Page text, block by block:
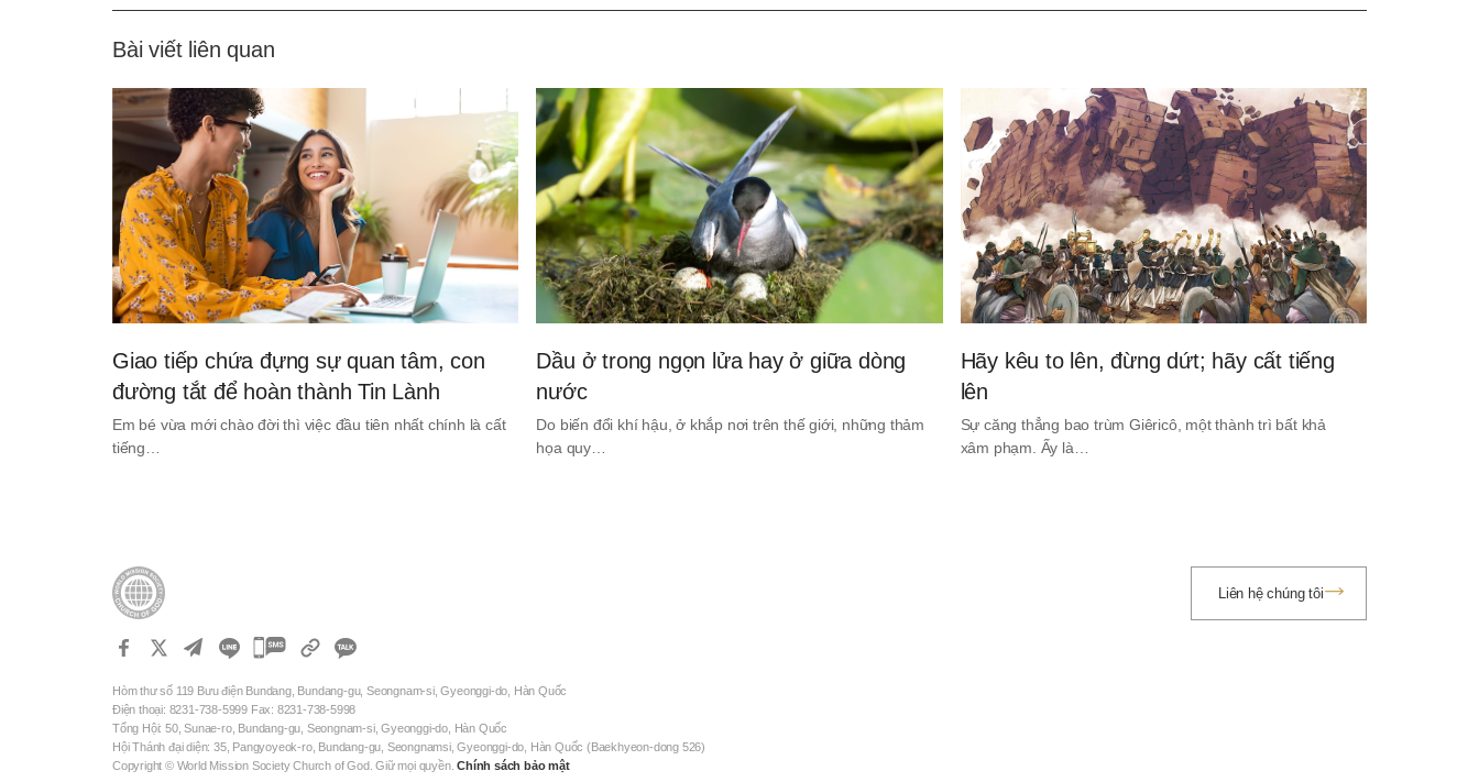
Bài viết liên quan
Giao tiếp chứa đựng sự quan tâm, con
đường tắt để hoàn thành Tin Lành
Em bé vừa mới chào đời thì việc đầu tiên nhất chính là cất
tiếng…
Dầu ở trong ngọn lửa hay ở giữa dòng
nước
Do biến đổi khí hậu, ở khắp nơi trên thế giới, những thảm
họa quy…
Hãy kêu to lên, đừng dứt; hãy cất tiếng
lên
Sự căng thẳng bao trùm Giêricô, một thành trì bất khả
xâm phạm. Ấy là…
카
오
톡
공
Hòm thư số 119 Bưu điện Bundang, Bundang-gu, Seongnam-si, Gyeonggi-do, Hàn Quốc
Điện thoại: 8231-738-5999 Fax: 8231-738-5998
Tổng Hội: 50, Sunae-ro, Bundang-gu, Seongnam-si, Gyeonggi-do, Hàn Quốc
Hội Thánh đại diện: 35, Pangyoyeok-ro, Bundang-gu, Seongnamsi, Gyeonggi-do, Hàn Quốc (Baekhyeon-dong 526)
Copyright © World Mission Society Church of God. Giữ mọi quyền.Chính sách bảo mật
Liên hệ chúng tôi